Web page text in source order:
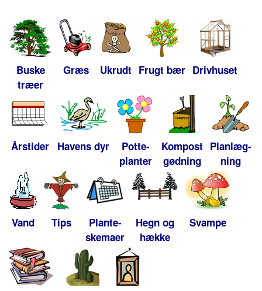
Buske
træer
Græs Ukrudt Frugt bær Drivhuset
Årstider Havens dyr
Potte-
planter
Kompost
gødning
Planlæg-
ning
Vand Tips
Plante-
skemaer
Hegn og
hække
Svampe